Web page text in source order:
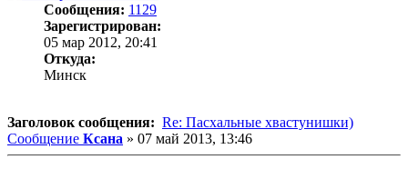
Сообщения: 1129
Зарегистрирован:
05 мар 2012, 20:41
Откуда:
Минск
Заголовок сообщения: Re: Пасхальные хвастунишки)
Сообщение Ксана » 07 май 2013, 13:46